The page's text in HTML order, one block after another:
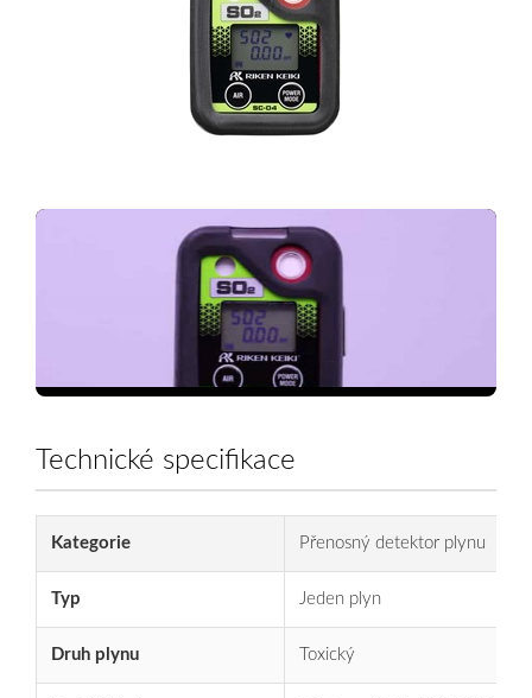
Technické specifikace
Kategorie Přenosný detektor plynu
Typ Jeden plyn
Druh plynu Toxický